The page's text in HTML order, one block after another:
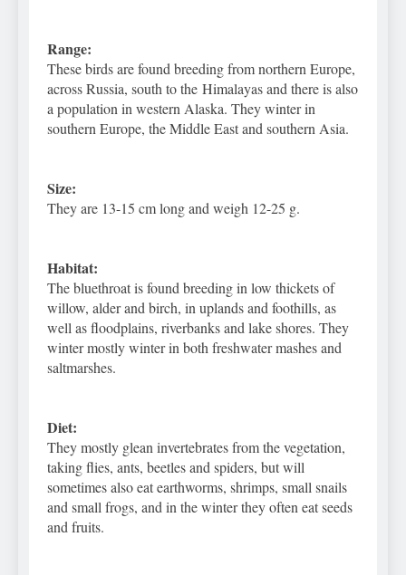
Range:
These birds are found breeding from northern Europe,
across Russia, south to the Himalayas and there is also
a population in western Alaska. They winter in
southern Europe, the Middle East and southern Asia.
Size:
They are 13-15 cm long and weigh 12-25 g.
Habitat:
The bluethroat is found breeding in low thickets of
willow, alder and birch, in uplands and foothills, as
well as floodplains, riverbanks and lake shores. They
winter mostly winter in both freshwater mashes and
saltmarshes.
Diet:
They mostly glean invertebrates from the vegetation,
taking flies, ants, beetles and spiders, but will
sometimes also eat earthworms, shrimps, small snails
and small frogs, and in the winter they often eat seeds
and fruits.